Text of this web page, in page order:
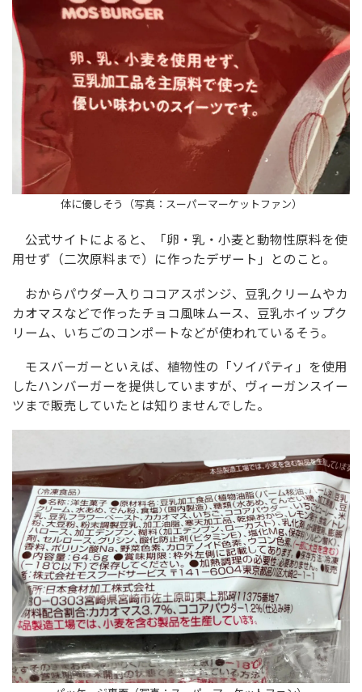
体に優しそう（写真：スーパーマーケットファン）
公式サイトによると、「卵・乳・小麦と動物性原料を使
用せず（二次原料まで）に作ったデザート」とのこと。
おからパウダー入りココアスポンジ、豆乳クリームやカ
カオマスなどで作ったチョコ風味ムース、豆乳ホイップク
リーム、いちごのコンポートなどが使われているそう。
モスバーガーといえば、植物性の「ソイパティ」を使用
したハンバーガーを提供していますが、ヴィーガンスイー
ツまで販売していたとは知りませんでした。